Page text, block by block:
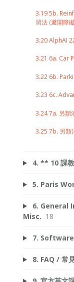
3.19 5b.
習法 (避開障
3.20 AlphAI
3.21 6a. Car
3.22 6b.
3.23 6c.
3.24 7a. 另類
3.25 7b. 另類
4. ** 10 課
5. Paris
6. General
Misc. 18
7.
8. FAQ / 常